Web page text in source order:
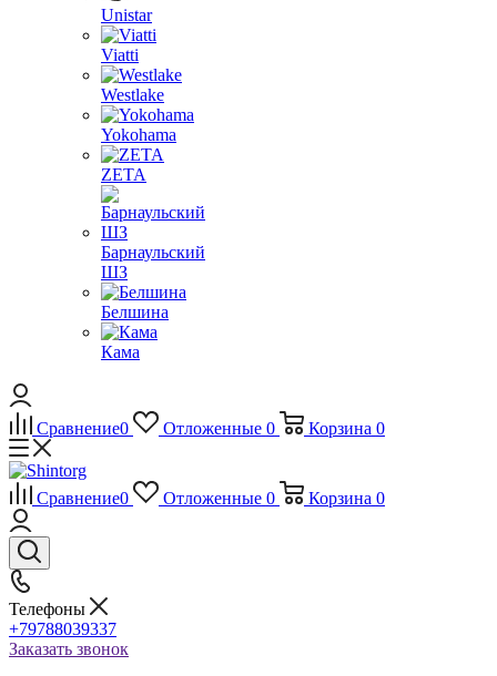
Unistar
Viatti
Westlake
Yokohama
ZETA
Барнаульский
ШЗ
Белшина
Кама
Сравнение0 Отложенные 0 Корзина 0
Сравнение0 Отложенные 0 Корзина 0
Телефоны
+79788039337
Заказать звонок